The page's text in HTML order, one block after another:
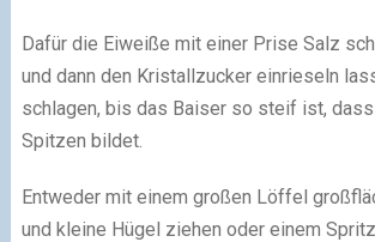
Dafür die Eiweiße mit einer Prise Salz
und dann den Kristallzucker einrieseln
schlagen, bis das Baiser so steif ist,
Spitzen bildet.
Entweder mit einem großen Löffel
und kleine Hügel ziehen oder einem